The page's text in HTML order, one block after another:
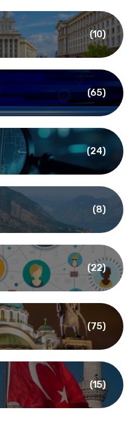
(10)
(65)
(24)
(8)
(22)
(75)
(15)